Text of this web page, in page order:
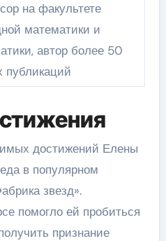
на факультете
математики и
автор более 50
публикаций
достижений Елены
в популярном
звезд».
помогло ей пробиться
признание